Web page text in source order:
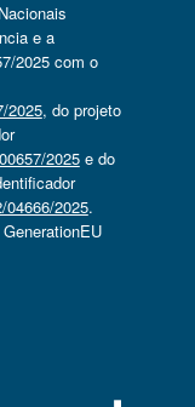
e a
2025 com o
2025, do projeto
2025e do
04666/2025.